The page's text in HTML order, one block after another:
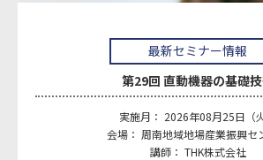
最新セミナー情報
第29回 直動機器の基礎
実施月： 2026年08月25日（火
会場： 周南地域地場産業振興セ
講師： THK株式会社